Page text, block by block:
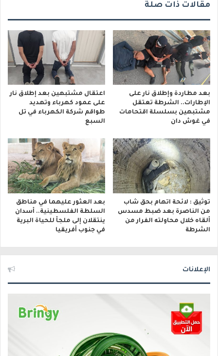
مقالات ذات صلة
بعد مطاردة وإطلاق نار على
الإطارات.. الشرطة تعتقل
مشتبهين بسلسلة اقتحامات
في غوش دان
اعتقال مشتبهين بعد إطلاق نار
على عمود كهرباء وتهديد
طواقم شركة الكهرباء في تل
السبع
توثيق : لائحة اتهام بحق شاب
من الناصرة بعد ضبط مسدس
ألقاه خلال محاولته الفرار من
الشرطة
بعد العثور عليهما في مناطق
السلطة الفلسطينية.. أسدان
ينتقلان إلى ملجأ للحياة البرية
في جنوب أفريقيا
الإعلانات